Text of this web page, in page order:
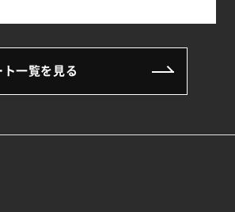
ト一覧を見る